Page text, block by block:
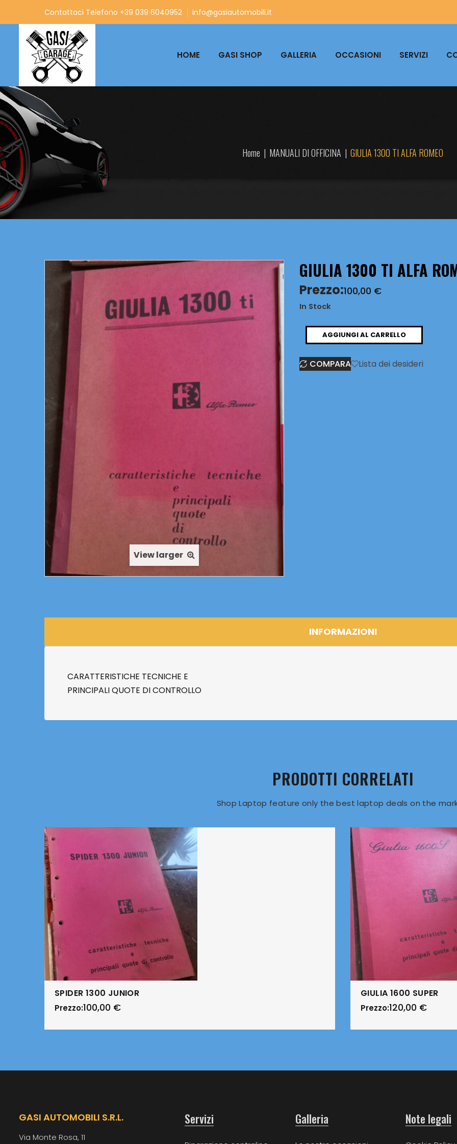
Contattaci Telefono +39 039 6040952 info@gasiautomobili.it
HOME GASI SHOP GALLERIA OCCASIONI SERVIZI
Home | MANUALI DI OFFICINA | GIULIA 1300 TI ALFA ROMEO
View larger
GIULIA 1300 TI ALFA
Prezzo:100,00 €
In Stock
TI
AGGIUNGI AL CARRELLO
COMPARA Lista dei desideri
INFORMAZIONI
CARATTERISTICHE TECNICHE E
PRINCIPALI QUOTE DI CONTROLLO
PRODOTTI CORRELATI
Shop Laptop feature only the best laptop deals on the
SPIDER 1300 JUNIOR
Prezzo:100,00 €
GIULIA 1600 SUPER
Prezzo:120,00 €
GASI AUTOMOBILI S.R.L.
Via Monte Rosa, 11
Servizi Galleria Note legali